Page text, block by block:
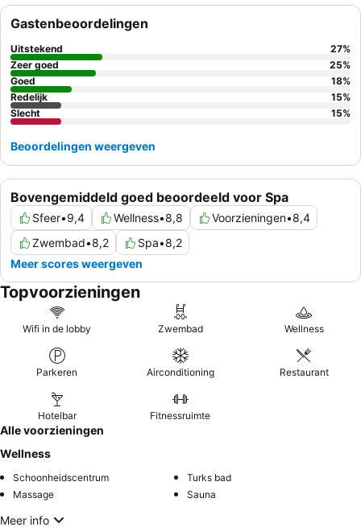
ontdekkingen. Het personeel wordt consequent geprezen om
hun vriendelijkheid en oplettendheid, wat een aanvulling vormt
op het uitstekende en gevarieerde ontbijtbuffet en het eigen
restaurant. Voor een echt serene ervaring kunt u overwegen een
kamer met uitzicht op de tuin aan te vragen.
Bovengemiddeld goed beoordeeld voor Spa
Sfeer•9,4 Wellness•8,8 Voorzieningen•8,4
Zwembad•8,2 Spa•8,2
Meer scores weergeven
Gastenbeoordelingen
Uitstekend 27%
Zeer goed
25%
Goed
18%
Redelijk
15%
Slecht
15%
Beoordelingen weergeven
Topvoorzieningen
Wifi in de lobby Zwembad Wellness
Parkeren Airconditioning Restaurant
Hotelbar Fitnessruimte
Alle voorzieningen
Wellness
Schoonheidscentrum
Turks bad
Massage
Sauna
Meer info